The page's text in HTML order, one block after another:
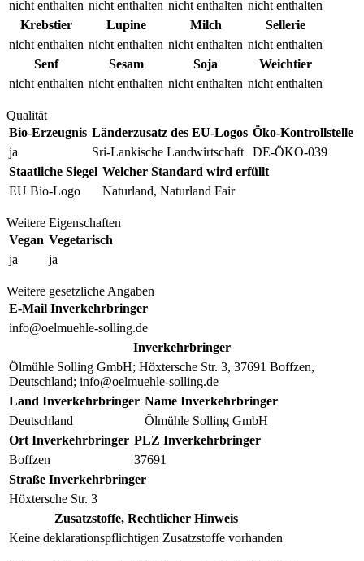
nicht enthalten nicht enthalten nicht enthalten nicht enthalten
Krebstier
nicht enthalten
Lupine
nicht enthalten
Milch
nicht enthalten
Sellerie
nicht enthalten
Senf
nicht enthalten
Sesam
nicht enthalten
Soja
nicht enthalten
Weichtier
nicht enthalten
Qualität
Bio-Erzeugnis
ja
Länderzusatz des EU-Logos
Sri-Lankische Landwirtschaft
Öko-Kontrollstelle
DE-ÖKO-039
Staatliche Siegel
EU Bio-Logo
Welcher Standard wird erfüllt
Naturland, Naturland Fair
Weitere Eigenschaften
Vegan
ja
Vegetarisch
ja
Weitere gesetzliche Angaben
E-Mail Inverkehrbringer
info@oelmuehle-solling.de
Inverkehrbringer
Ölmühle Solling GmbH; Höxtersche Str. 3, 37691 Boffzen,
Deutschland; info@oelmuehle-solling.de
Land Inverkehrbringer
Deutschland
Name Inverkehrbringer
Ölmühle Solling GmbH
Ort Inverkehrbringer
Boffzen
PLZ Inverkehrbringer
37691
Straße Inverkehrbringer
Höxtersche Str. 3
Zusatzstoffe, Rechtlicher Hinweis
Keine deklarationspflichtigen Zusatzstoffe vorhanden